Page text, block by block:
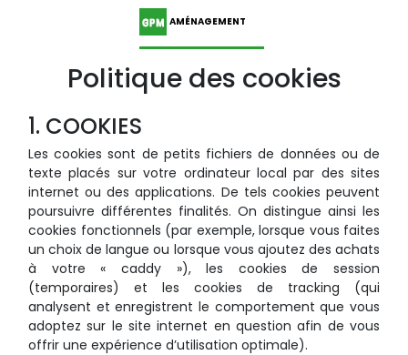
AMÉNAGEMENT
Politique des cookies
1. COOKIES
Les cookies sont de petits fichiers de données ou de
texte placés sur votre ordinateur local par des sites
internet ou des applications. De tels cookies peuvent
poursuivre différentes finalités. On distingue ainsi les
cookies fonctionnels (par exemple, lorsque vous faites
un choix de langue ou lorsque vous ajoutez des achats
à votre « caddy »), les cookies de session
(temporaires) et les cookies de tracking (qui
analysent et enregistrent le comportement que vous
adoptez sur le site internet en question afin de vous
offrir une expérience d’utilisation optimale).